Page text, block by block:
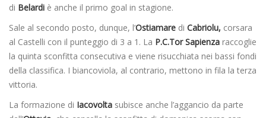
di Belardi è anche il primo goal in stagione.
Sale al secondo posto, dunque, l’Ostiamare di Cabriolu, corsara
al Castelli con il punteggio di 3 a 1. La P.C.Tor Sapienza raccoglie
la quinta sconfitta consecutiva e viene risucchiata nei bassi fondi
della classifica. I biancoviola, al contrario, mettono in fila la terza
vittoria.
La formazione di Iacovolta subisce anche l’aggancio da parte